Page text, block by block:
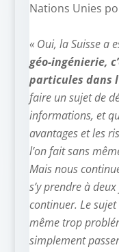
Nations Unies
« Oui, la Suisse a
géo-ingénierie,
particules dans
faire un sujet de
informations, et
avantages et les
l’on fait sans
Mais nous
s’y prendre à
continuer. Le
même trop
simplement